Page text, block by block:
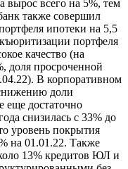
вырос всего на 5%, тем
также совершил
ипотеки на 5,5
портфеля
качество (на
доля просроченной
В корпоративном
доли
еще достаточно
снизилась с 33% до
уровень покрытия
на 01.01.22. Также
13% кредитов ЮЛ и